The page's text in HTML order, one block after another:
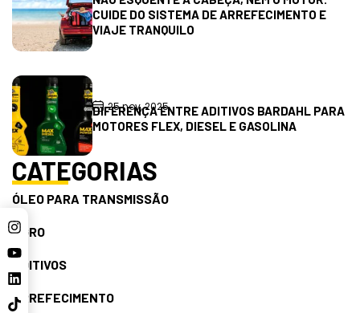
CUIDE DO SISTEMA DE ARREFECIMENTO E
VIAJE TRANQUILO
25 nov, 2025
DIFERENÇA ENTRE ADITIVOS BARDAHL PARA
MOTORES FLEX, DIESEL E GASOLINA
CATEGORIAS
ÓLEO PARA TRANSMISSÃO
AGRO
ADITIVOS
ARREFECIMENTO